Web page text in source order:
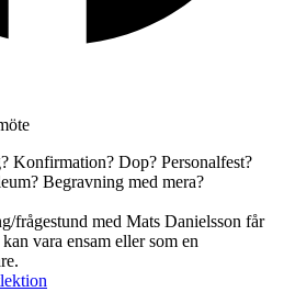
Konfirmation? Dop? Personalfest?
Begravning med mera?
frågestund med Mats Danielsson får
vara ensam eller som en